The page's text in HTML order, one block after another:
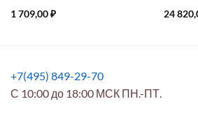
1 709,00₽ 24
+7(495) 849-29-70
С 10:00 до 18:00 МСК ПН.-ПТ.